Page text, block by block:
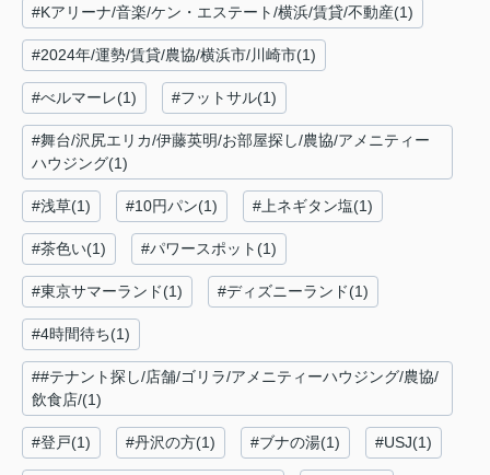
#Kアリーナ/音楽/ケン・エステート/横浜/賃貸/不動産(1)
#2024年/運勢/賃貸/農協/横浜市/川崎市(1)
#べルマーレ(1) #フットサル(1)
#舞台/沢尻エリカ/伊藤英明/お部屋探し/農協/アメニティー
ハウジング(1)
#浅草(1) #10円パン(1) #上ネギタン塩(1)
#茶色い(1) #パワースポット(1)
#東京サマーランド(1) #ディズニーランド(1)
#4時間待ち(1)
##テナント探し/店舗/ゴリラ/アメニティーハウジング/農協/
飲食店/(1)
#登戸(1) #丹沢の方(1) #ブナの湯(1) #USJ(1)